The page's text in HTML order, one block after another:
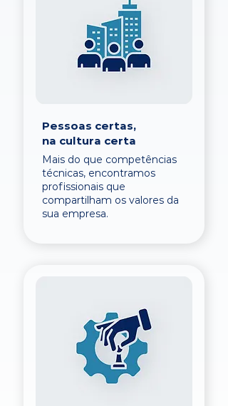
Pessoas certas,
na cultura certa
Mais do que competências
técnicas, encontramos
profissionais que
compartilham os valores da
sua empresa.